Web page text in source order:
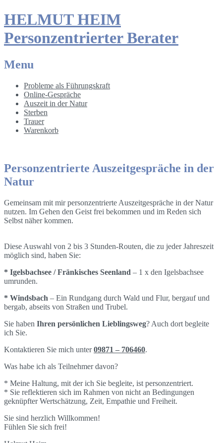
HELMUT HEIM
Personzentrierter Berater
Menu
Skip
content
Probleme als Führungskraft
Online-Gespräche
Auszeit in der Natur
Sterben
Trauer
Warenkorb
Personzentrierte Auszeitgespräche in der
Natur
Gemeinsam mit mir personzentrierte Auszeitgespräche in der Natur
nutzen. Im Gehen den Geist frei bekommen und im Reden sich
Selbst näher kommen.
Diese Auswahl von 2 bis 3 Stunden-Routen, die zu jeder Jahreszeit
möglich sind, haben Sie:
* Igelsbachsee / Fränkisches Seenland – 1 x den Igelsbachsee
umrunden.
* Windsbach – Ein Rundgang durch Wald und Flur, bergauf und
bergab, abseits von Straßen und Trubel.
Sie haben Ihren persönlichen Lieblingsweg? Auch dort begleite
ich Sie.
Kontaktieren Sie mich unter09871 – 706460.
Was habe ich als Teilnehmer davon?
* Meine Haltung, mit der ich Sie begleite, ist personzentriert.
* Sie reflektieren sich im Rahmen von nicht an Bedingungen
geknüpfter Wertschätzung, Zeit, Empathie und Freiheit.
Sie sind herzlich Willkommen!
Fühlen Sie sich frei!